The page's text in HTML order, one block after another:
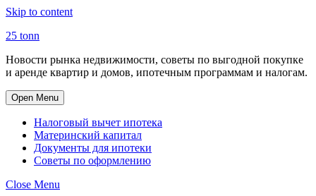
Skip to content
25 tonn
Новости рынка недвижимости, советы по выгодной покупке
и аренде квартир и домов, ипотечным программам и налогам.
Open Menu
Налоговый вычет ипотека
Материнский капитал
Документы для ипотеки
Советы по оформлению
Close Menu